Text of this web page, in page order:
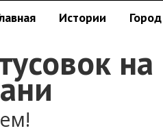
Истории Город